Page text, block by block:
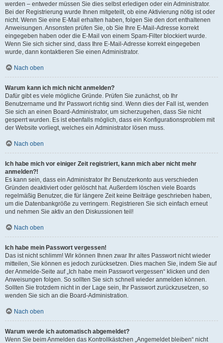
werden – entweder müssen Sie dies selbst erledigen oder ein Administrator.
Bei der Registrierung wurde Ihnen mitgeteilt, ob eine Aktivierung nötig ist oder
nicht. Wenn Sie eine E-Mail erhalten haben, folgen Sie den dort enthaltenen
Anweisungen. Ansonsten prüfen Sie, ob Sie Ihre E-Mail-Adresse korrekt
eingegeben haben oder die E-Mail von einem Spam-Filter blockiert wurde.
Wenn Sie sich sicher sind, dass Ihre E-Mail-Adresse korrekt eingegeben
wurde, dann kontaktieren Sie einen Administrator.
Nach oben
Warum kann ich mich nicht anmelden?
Dafür gibt es viele mögliche Gründe. Prüfen Sie zunächst, ob Ihr
Benutzername und Ihr Passwort richtig sind. Wenn dies der Fall ist, wenden
Sie sich an einen Board-Administrator, um sicherzugehen, dass Sie nicht
gesperrt wurden. Es ist ebenfalls möglich, dass ein Konfigurationsproblem mit
der Website vorliegt, welches ein Administrator lösen muss.
Nach oben
Ich habe mich vor einiger Zeit registriert, kann mich aber nicht mehr
anmelden?!
Es kann sein, dass ein Administrator Ihr Benutzerkonto aus verschieden
Gründen deaktiviert oder gelöscht hat. Außerdem löschen viele Boards
regelmäßig Benutzer, die für längere Zeit keine Beiträge geschrieben haben,
um die Datenbankgröße zu verringern. Registrieren Sie sich einfach erneut
und nehmen Sie aktiv an den Diskussionen teil!
Nach oben
Ich habe mein Passwort vergessen!
Das ist nicht schlimm! Wir können Ihnen zwar Ihr altes Passwort nicht wieder
mitteilen, Sie können es jedoch zurücksetzen. Dies machen Sie, indem Sie auf
der Anmelde-Seite auf „Ich habe mein Passwort vergessen“ klicken und den
Anweisungen folgen. So sollten Sie sich schnell wieder anmelden können.
Sollten Sie trotzdem nicht in der Lage sein, Ihr Passwort zurückzusetzen, so
wenden Sie sich an die Board-Administration.
Nach oben
Warum werde ich automatisch abgemeldet?
Wenn Sie beim Anmelden das Kontrollkästchen „Angemeldet bleiben“ nicht